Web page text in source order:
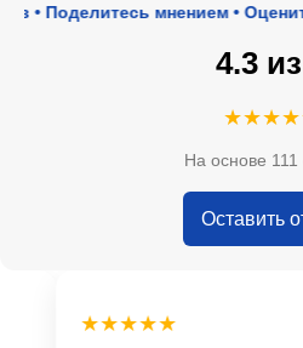
• Поделитесь мнением •
4.3
На основе 111
Оставить
★★★★★